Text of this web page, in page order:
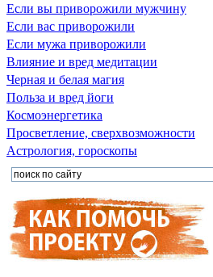
Если вы приворожили мужчину
Если вас приворожили
Если мужа приворожили
Влияние и вред медитации
Черная и белая магия
Польза и вред йоги
Космоэнергетика
Просветление, сверхвозможности
Астрология, гороскопы